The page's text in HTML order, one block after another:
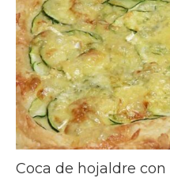
Coca de hojaldre